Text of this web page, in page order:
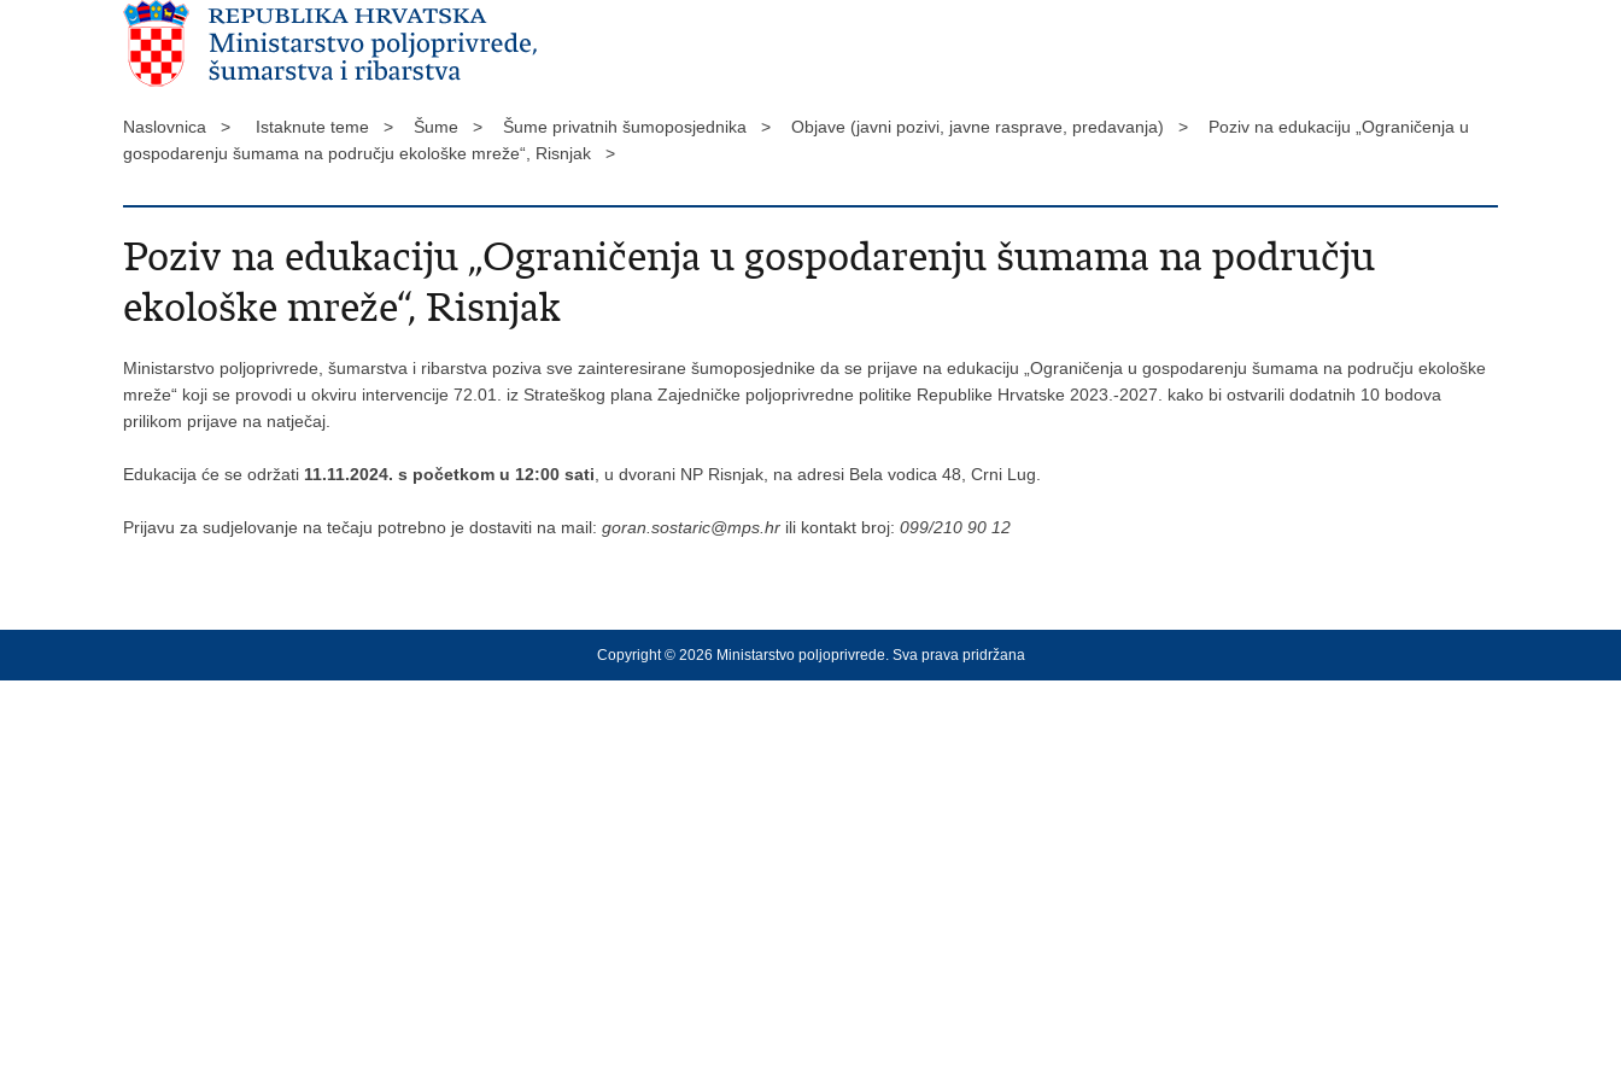
Naslovnica > Istaknute teme > Šume > Šume privatnih šumoposjednika > Objave (javni pozivi, javne rasprave, predavanja) >
Poziv na edukaciju „Ograničenja u
gospodarenju šumama na području ekološke mreže“, Risnjak >
Poziv na edukaciju „Ograničenja u gospodarenju šumama na području
ekološke mreže“, Risnjak
Ministarstvo poljoprivrede, šumarstva i ribarstva poziva sve zainteresirane šumoposjednike da se prijave na edukaciju „Ograničenja u gospodarenju šumama na području ekološke
mreže“ koji se provodi u okviru intervencije 72.01. iz Strateškog plana Zajedničke poljoprivredne politike Republike Hrvatske 2023.-2027. kako bi ostvarili dodatnih 10 bodova
prilikom prijave na natječaj.
Edukacija će se održati 11.11.2024. s početkom u 12:00 sati , u dvorani NP Risnjak, na adresi Bela vodica 48, Crni Lug.
Prijavu za sudjelovanje na tečaju potrebno je dostaviti na mail: goran.sostaric@mps.hr ili kontakt broj: 099/210 90 12
Copyright © 2026 Ministarstvo poljoprivrede. Sva prava pridržana